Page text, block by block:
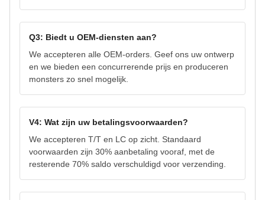
Q3: Biedt u OEM-diensten aan?
We accepteren alle OEM-orders. Geef ons uw ontwerp
en we bieden een concurrerende prijs en produceren
monsters zo snel mogelijk.
V4: Wat zijn uw betalingsvoorwaarden?
We accepteren T/T en LC op zicht. Standaard
voorwaarden zijn 30% aanbetaling vooraf, met de
resterende 70% saldo verschuldigd voor verzending.